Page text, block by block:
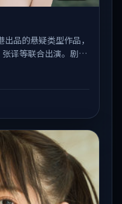
品的悬疑类型作品，
译等联合出演。剧情
具叙事张力与视听质
国产剧与院线佳片的